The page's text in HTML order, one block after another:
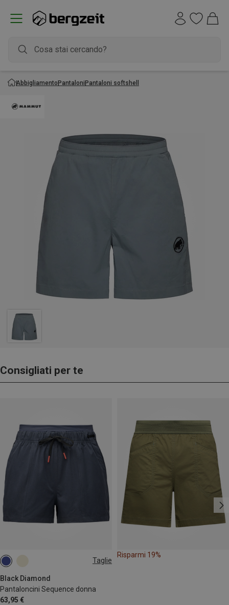
AbbigliamentoPantaloniPantaloni softshell
Consigliati per te
Taglie
Black Diamond
Pantaloncini Sequence donna
63,95 €
XS
Risparmi 19%